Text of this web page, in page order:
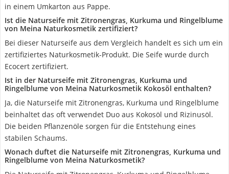
in einem Umkarton aus Pappe.
Ist die Naturseife mit Zitronengras, Kurkuma und Ringelblume
von Meina Naturkosmetik zertifiziert?
Bei dieser Naturseife aus dem Vergleich handelt es sich um ein
zertifiziertes Naturkosmetik-Produkt. Die Seife wurde durch
Ecocert zertifiziert.
Ist in der Naturseife mit Zitronengras, Kurkuma und
Ringelblume von Meina Naturkosmetik Kokosöl enthalten?
Ja, die Naturseife mit Zitronengras, Kurkuma und Ringelblume
beinhaltet das oft verwendet Duo aus Kokosöl und Rizinusöl.
Die beiden Pflanzenöle sorgen für die Entstehung eines
stabilen Schaums.
Wonach duftet die Naturseife mit Zitronengras, Kurkuma und
Ringelblume von Meina Naturkosmetik?